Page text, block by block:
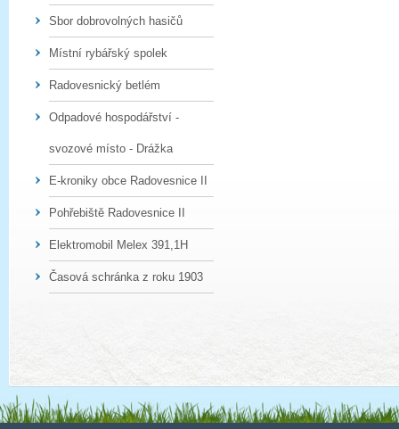
Sbor dobrovolných hasičů
Místní rybářský spolek
Radovesnický betlém
Odpadové hospodářství -
svozové místo - Drážka
E-kroniky obce Radovesnice II
Pohřebiště Radovesnice II
Elektromobil Melex 391,1H
Časová schránka z roku 1903